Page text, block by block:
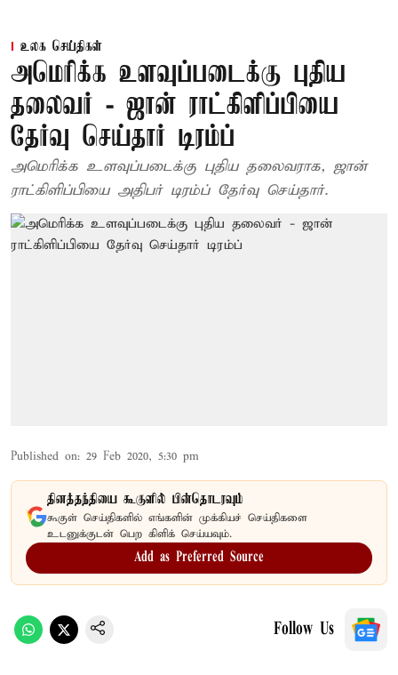
உலக செய்திகள்
அமெரிக்க உளவுப்படைக்கு புதிய
தலைவர் - ஜான் ராட்கிளிப்பியை
தேர்வு செய்தார் டிரம்ப்
அமெரிக்க உளவுப்படைக்கு புதிய தலைவராக, ஜான்
ராட்கிளிப்பியை அதிபர் டிரம்ப் தேர்வு செய்தார்.
Published on: 29 Feb 2020, 5:30 pm
தினத்தந்தியை கூகுளில் பின்தொடரவும்
கூகுள் செய்திகளில் எங்களின் முக்கியச் செய்திகளை
உடனுக்குடன் பெற கிளிக் செய்யவும்.
Add as Preferred Source
Follow Us